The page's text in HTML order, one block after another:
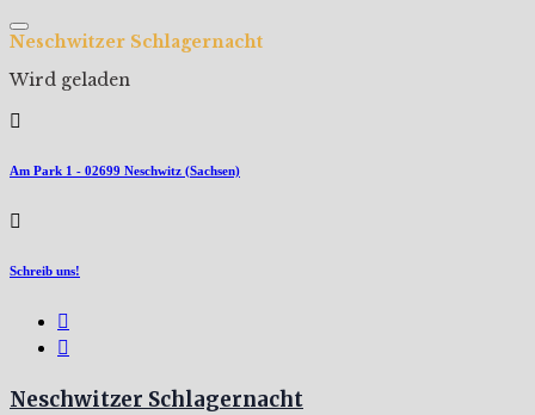
Zum
Inhalt
Neschwitzer Schlagernacht
Wird geladen
Am Park 1 - 02699 Neschwitz (Sachsen)
Schreib uns!
Neschwitzer Schlagernacht